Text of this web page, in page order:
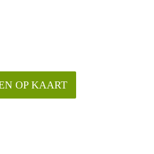
OP KAART